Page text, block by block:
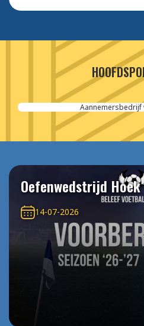
Aannemersbedrijf
Oefenwedstrijd Hoek
14-07-2026